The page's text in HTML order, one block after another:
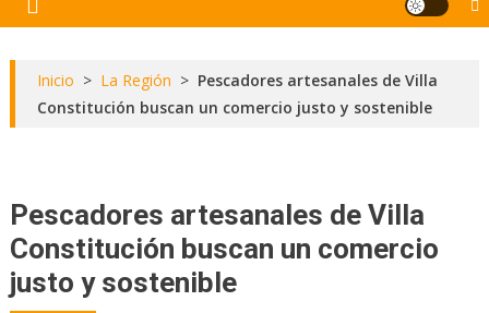
Inicio > La Región > Pescadores artesanales de Villa
Constitución buscan un comercio justo y sostenible
Pescadores artesanales de Villa
Constitución buscan un comercio
justo y sostenible